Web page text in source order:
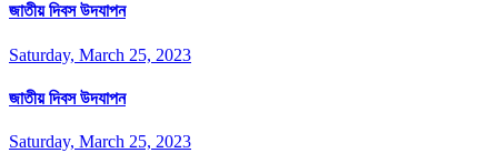
জাতীয় দিবস উদযাপন
Saturday, March 25, 2023
জাতীয় দিবস উদযাপন
Saturday, March 25, 2023